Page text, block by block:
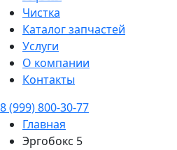
Чистка
Каталог запчастей
Услуги
О компании
Контакты
8 (999) 800-30-77
Главная
Эргобокс 5